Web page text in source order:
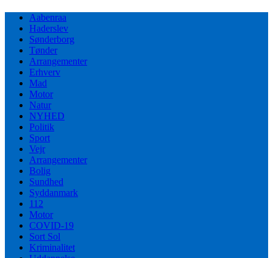
Aabenraa
Haderslev
Sønderborg
Tønder
Arrangementer
Erhverv
Mad
Motor
Natur
NYHED
Politik
Sport
Vejr
Arrangementer
Bolig
Sundhed
Syddanmark
112
Motor
COVID-19
Sort Sol
Kriminalitet